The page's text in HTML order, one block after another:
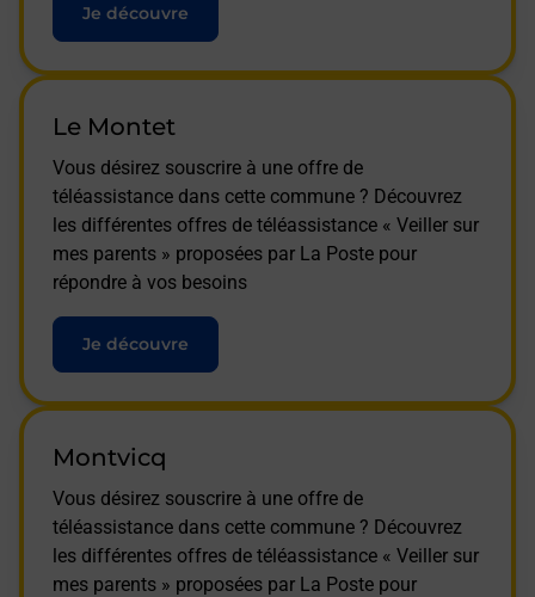
Je découvre
Le Montet
Vous désirez souscrire à une offre de
téléassistance dans cette commune ? Découvrez
les différentes offres de téléassistance « Veiller sur
mes parents » proposées par La Poste pour
répondre à vos besoins
Je découvre
Montvicq
Vous désirez souscrire à une offre de
téléassistance dans cette commune ? Découvrez
les différentes offres de téléassistance « Veiller sur
mes parents » proposées par La Poste pour